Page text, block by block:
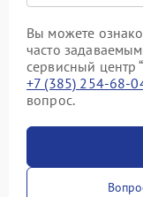
Вы можете
часто
сервисный центр
+7 (385) 254-68-
вопрос.